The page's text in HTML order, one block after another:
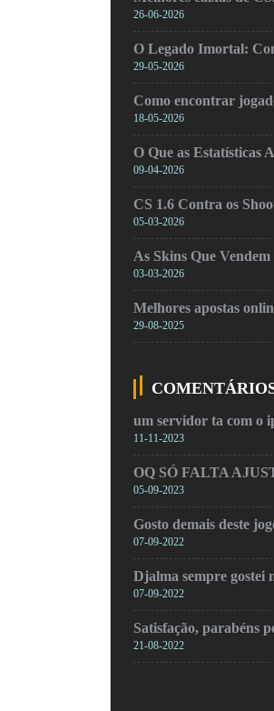
26-06-2026
O Legado Imortal:
29-05-2026
Como encontrar
18-05-2026
O Que as Estatísticas
09-04-2026
CS 1.6 Contra os
05-03-2026
As Skins Que
03-03-2026
Melhores apostas
29-08-2025
um servidor ta com o
11-11-2023
OQ SÓ FALTA
05-09-2023
Gosto demais deste
07-09-2022
Djalma sempre gostei
07-09-2022
Satisfação, parabéns
21-08-2022